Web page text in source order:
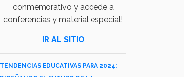
conmemorativo y accede a
conferencias y material especial!
IR AL SITIO
TENDENCIAS EDUCATIVAS PARA 2024: